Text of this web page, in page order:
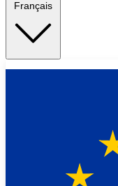
Français